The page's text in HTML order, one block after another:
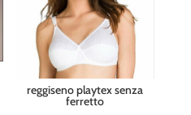
reggiseno playtex senza
ferretto